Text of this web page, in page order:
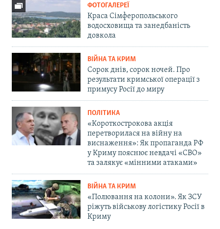
ФОТОГАЛЕРЕЇ
Краса Сімферопольського
водосховища та занедбаність
довкола
ВІЙНА ТА КРИМ
Сорок днів, сорок ночей. Про
результати кримської операції з
примусу Росії до миру
ПОЛІТИКА
«Короткострокова акція
перетворилася на війну на
виснаження»: Як пропаганда РФ
у Криму пояснює невдачі «СВО»
та залякує «мінними атаками»
ВІЙНА ТА КРИМ
«Полювання на колони». Як ЗСУ
ріжуть військову логістику Росії в
Криму